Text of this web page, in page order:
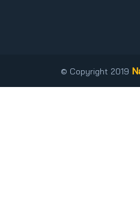
© Copyright 2019